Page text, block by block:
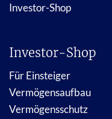
Investor-Shop
Investor-Shop
Für Einsteiger
Vermögensaufbau
Vermögensschutz